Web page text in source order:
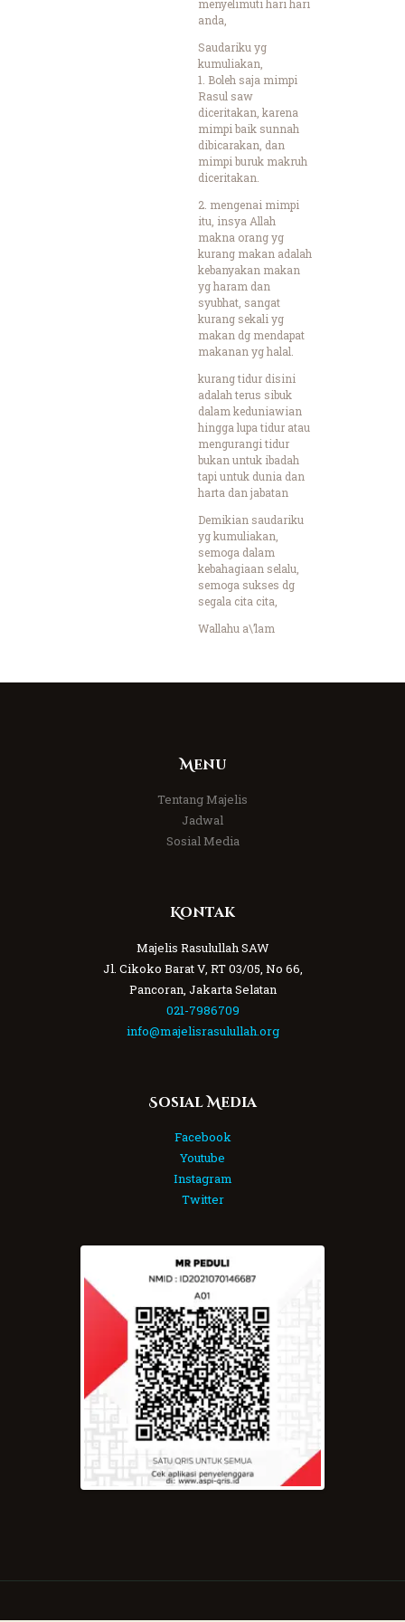
menyelimuti hari hari
anda,
Saudariku yg
kumuliakan,
1. Boleh saja mimpi
Rasul saw
diceritakan, karena
mimpi baik sunnah
dibicarakan, dan
mimpi buruk makruh
diceritakan.
2. mengenai mimpi
itu, insya Allah
makna orang yg
kurang makan adalah
kebanyakan makan
yg haram dan
syubhat, sangat
kurang sekali yg
makan dg mendapat
makanan yg halal.
kurang tidur disini
adalah terus sibuk
dalam keduniawian
hingga lupa tidur atau
mengurangi tidur
bukan untuk ibadah
tapi untuk dunia dan
harta dan jabatan
Demikian saudariku
yg kumuliakan,
semoga dalam
kebahagiaan selalu,
semoga sukses dg
segala cita cita,
Wallahu a\’lam
Menu
Tentang Majelis
Jadwal
Sosial Media
Kontak
Majelis Rasulullah SAW
Jl. Cikoko Barat V, RT 03/05, No 66,
Pancoran, Jakarta Selatan
021-7986709
info@majelisrasulullah.org
Sosial Media
Facebook
Youtube
Instagram
Twitter